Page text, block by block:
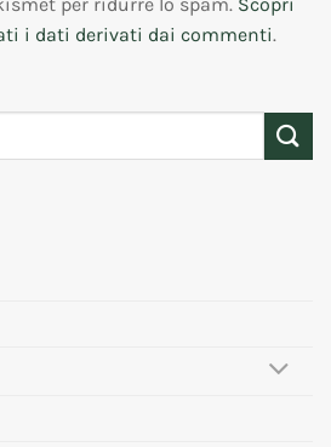
per ridurre lo spam. Scopri
i dati derivati dai commenti.